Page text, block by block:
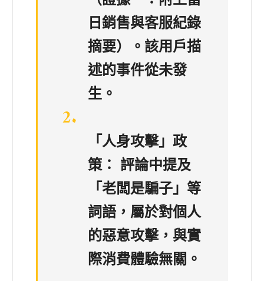
日銷售與客服紀錄
摘要）。該用戶描
述的事件從未發
生。
「人身攻擊」政
策： 評論中提及
「老闆是騙子」等
詞語，屬於對個人
的惡意攻擊，與實
際消費體驗無關。